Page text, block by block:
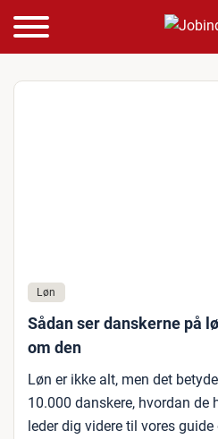
Løn
Sådan ser danskerne på
om den
Løn er ikke alt, men det
10.000 danskere, hvordan de
leder dig videre til vores